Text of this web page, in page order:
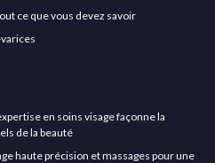
ce que vous devez savoir
en soins visage façonne la
de la beauté
haute précision et massages pour une